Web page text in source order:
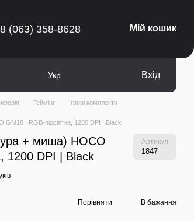
(063) 358-8628 Мій кошик
Укр Вхід
Геймінг
Ігрові комплекти
GM18 | RGB-підсвітка, 1200 DPI | Black
+ миша) HOCO
1200 DPI | Black
Артикул
1847
Порівняти В бажання